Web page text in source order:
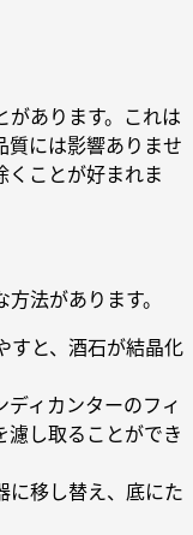
があります。これは
質には影響ありませ
くことが好まれま
法があります。
すと、酒石が結晶化
ディカンターのフィ
濾し取ることができ
に移し替え、底にた